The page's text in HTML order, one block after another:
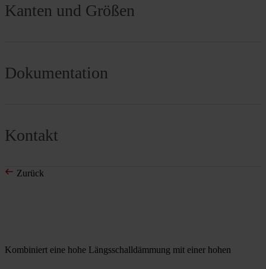
Kanten und Größen
Dokumentation
Kontakt
Zurück
Kombiniert eine hohe Längsschalldämmung mit einer hohen